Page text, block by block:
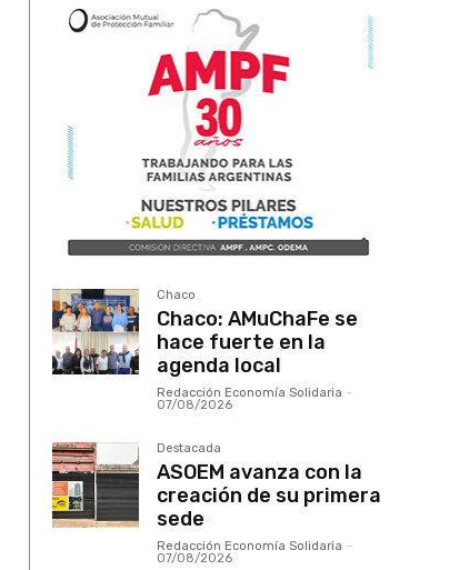
Chaco
Chaco: AMuChaFe se
hace fuerte en la
agenda local
Redacción Economía Solidaria -
07/08/2026
Destacada
ASOEM avanza con la
creación de su primera
sede
Redacción Economía Solidaria -
07/08/2026